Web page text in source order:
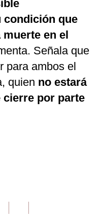
que
en el
Señala que
para ambos el
quien no estará
cierre por parte